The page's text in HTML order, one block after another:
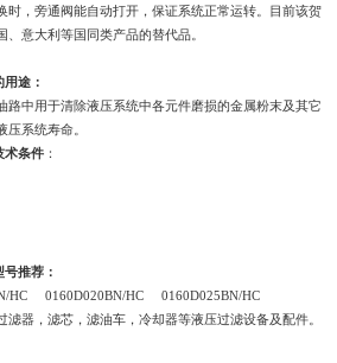
时，旁通阀能自动打开，保证系统正常运转。目前该贺
，英国、意大利等国同类产品的替代品。
途：
路中用于清除液压系统中各元件磨损的金属粉末及其它
液压系统寿命。
术条件：
推荐：
0160D020BN/HC 0160D025BN/HC
滤器，滤芯， 滤油车，冷却器等液压过滤设备及配件。